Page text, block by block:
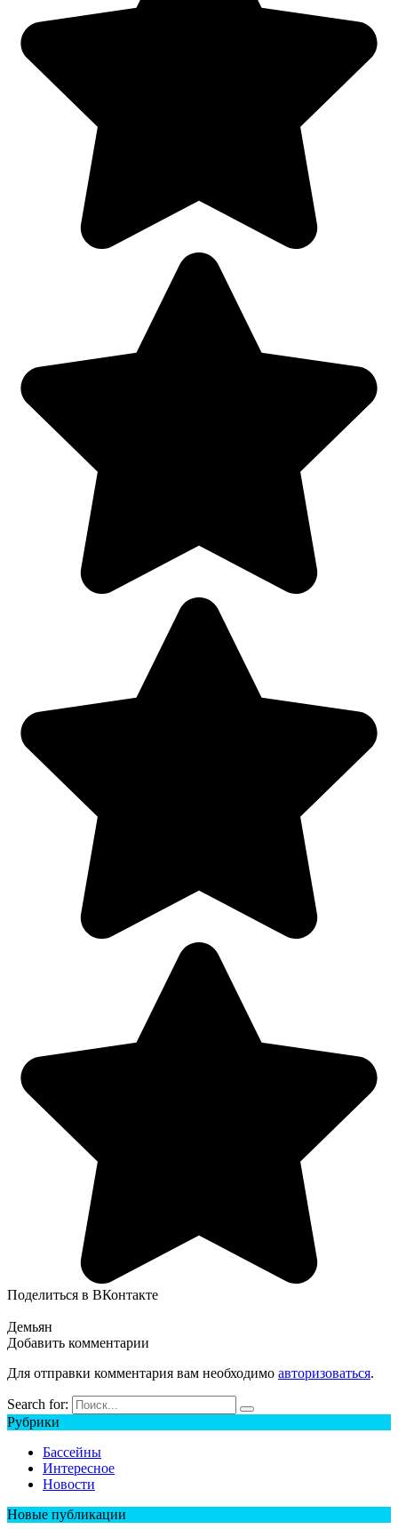
Поделиться в ВКонтакте
Демьян
Добавить комментарии
Для отправки комментария вам необходимо авторизоваться.
Search for:
Рубрики
Бассейны
Интересное
Новости
Новые публикации